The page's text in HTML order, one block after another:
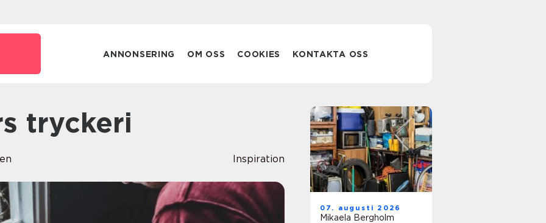
ANNONSERING OM OSS COOKIES KONTAKTA OSS
tryckeri
Inspiration
07. augusti 2026
Mikaela Bergholm